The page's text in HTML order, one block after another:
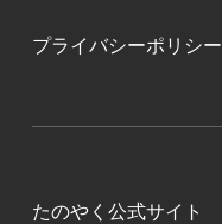
プライバシーポリシー
たのやく公式サイト